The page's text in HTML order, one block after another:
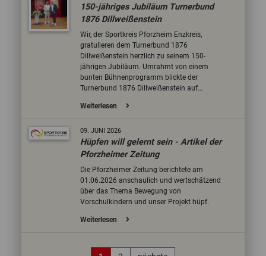
150-jähriges Jubiläum Turnerbund
1876 Dillweißenstein
Wir, der Sportkreis Pforzheim Enzkreis,
gratulieren dem Turnerbund 1876
Dillweißenstein herzlich zu seinem 150-
jährigen Jubiläum. Umrahmt von einem
bunten Bühnenprogramm blickte der
Turnerbund 1876 Dillweißenstein auf…
Weiterlesen
09. JUNI 2026
Hüpfen will gelernt sein - Artikel der
Pforzheimer Zeitung
Die Pforzheimer Zeitung berichtete am
01.06.2026 anschaulich und wertschätzend
über das Thema Bewegung von
Vorschulkindern und unser Projekt hüpf.
Weiterlesen